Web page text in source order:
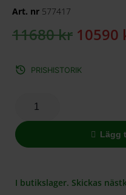
Art. nr 577417
11680kr 10590
PRISHISTORIK
Lägg
I butikslager. Skickas